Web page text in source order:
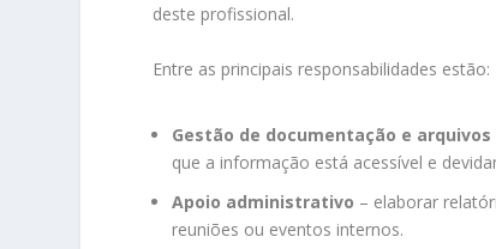
deste profissional.
Entre as principais responsabilidades estão:
Gestão de documentação e arquivos
que a informação está acessível e
Apoio administrativo – elaborar
reuniões ou eventos internos.